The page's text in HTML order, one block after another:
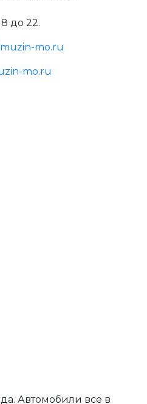
до 22.
mo.ru
mo.ru
Автомобили все в